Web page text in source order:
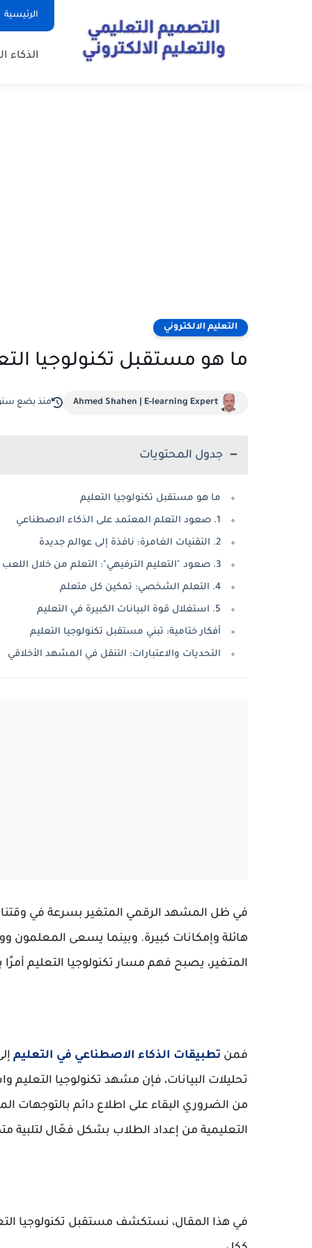
الرئيسية
الذكاء
التعليم الالكتروني
ما هو مستقبل تكنولوجيا التعليم - 5 تقنيات
Ahmed Shahen | E-learning Expert منذ بضع
جدول المحتويات
ما هو مستقبل تكنولوجيا التعليم
1. صعود التعلم المعتمد على الذكاء الاصطناعي
2. التقنيات الغامرة: نافذة إلى عوالم جديدة
3. صعود "التعليم الترفيهي": التعلم من خلال اللعب
4. التعلم الشخصي: تمكين كل متعلم
5. استغلال قوة البيانات الكبيرة في التعليم
أفكار ختامية: تبني مستقبل تكنولوجيا التعليم
التحديات والاعتبارات: التنقل في المشهد الأخلاقي
هائلة وإمكانات كبيرة. وبينما يسعى
المتغير، يصبح فهم مسار تكنولوجيا التعليم أمرًا
فمن تطبيقات الذكاء الاصطناعي في التعليم
تحليلات البيانات، فإن مشهد تكنولوجيا
من الضروري البقاء على اطلاع دائم بالتوجهات
التعليمية من إعداد الطلاب بشكل فعّال لتلبية
في هذا المقال، نستكشف مستقبل تكنولوجيا